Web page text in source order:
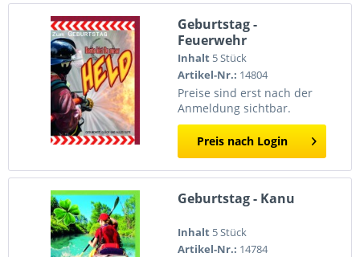
Geburtstag -
Feuerwehr
Inhalt 5 Stück
Artikel-Nr.: 14804
Preise sind erst nach der
Anmeldung sichtbar.
Preis nach Login
Geburtstag - Kanu
Inhalt 5 Stück
Artikel-Nr.: 14784